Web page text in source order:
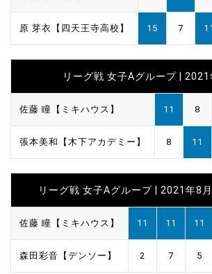
原 芽衣【四天王寺高校】 15 7 11
リーグ戦 女子Aグループ |
佐藤 瞳【ミキハウス】 11 8
張本美和【木下アカデミー】 8 11
リーグ戦 女子Aグループ | 2021年8
佐藤 瞳【ミキハウス】 11 11 11
森田彩音【デンソー】 2 7 5